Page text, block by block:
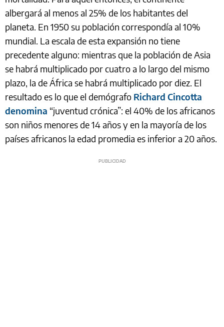
albergará al menos al 25% de los habitantes del
planeta. En 1950 su población correspondía al 10%
mundial. La escala de esta expansión no tiene
precedente alguno: mientras que la población de Asia
se habrá multiplicado por cuatro a lo largo del mismo
plazo, la de África se habrá multiplicado por diez. El
resultado es lo que el demógrafo Richard Cincotta
denomina “juventud crónica”: el 40% de los africanos
son niños menores de 14 años y en la mayoría de los
países africanos la edad promedia es inferior a 20 años.